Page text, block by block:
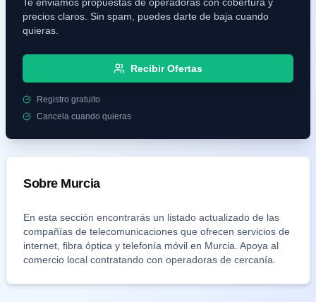
precios claros. Sin spam, puedes darte de baja cuando
quieras.
Recibir Ofertas
Registro gratuito
Cancela cuando quieras
Sobre Murcia
En esta sección encontrarás un listado actualizado de las
compañías de telecomunicaciones que ofrecen servicios de
internet, fibra óptica y telefonía móvil en Murcia . Apoya al
comercio local contratando con operadoras de cercanía.